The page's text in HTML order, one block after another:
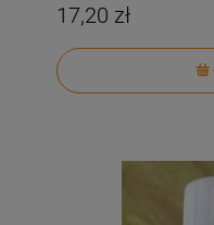
17,20 zł